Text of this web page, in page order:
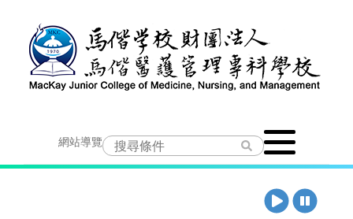
容
網站導覽
Toggle
navigation
播暫